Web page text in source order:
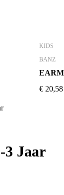
KIDS
BANZ
€ 20,58
3 Jaar